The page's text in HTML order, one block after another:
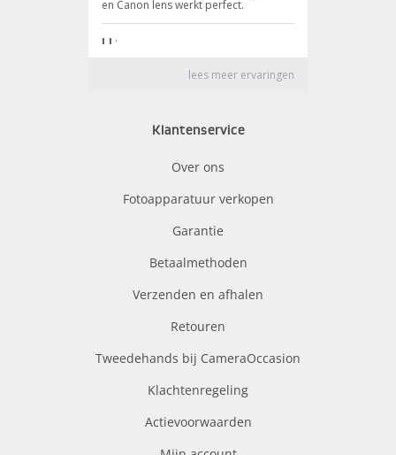
Klantenservice
Over ons
Fotoapparatuur verkopen
Garantie
Betaalmethoden
Verzenden en afhalen
Retouren
Tweedehands bij CameraOccasion
Klachtenregeling
Actievoorwaarden